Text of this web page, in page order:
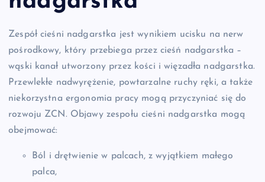
Zespół cieśni nadgarstka jest wynikiem ucisku na nerw
pośrodkowy, który przebiega przez cieśń nadgarstka –
wąski kanał utworzony przez kości i więzadła nadgarstka.
Przewlekłe nadwyrężenie, powtarzalne ruchy ręki, a także
niekorzystna ergonomia pracy mogą przyczyniać się do
rozwoju ZCN. Objawy zespołu cieśni nadgarstka mogą
obejmować:
Ból i drętwienie w palcach, z wyjątkiem małego
palca,